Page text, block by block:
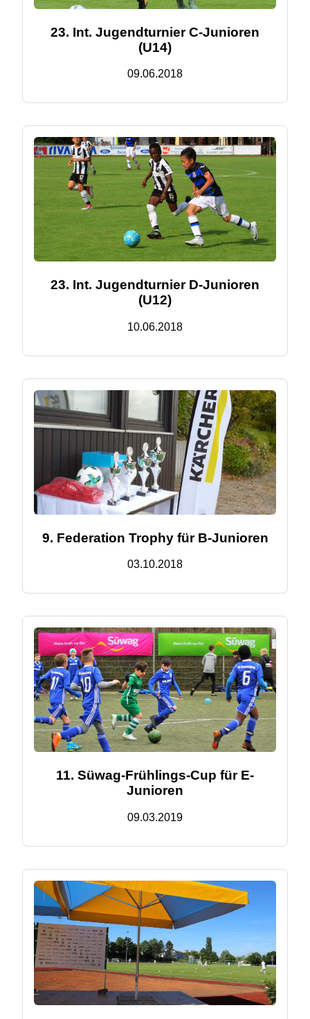
23. Int. Jugendturnier C-Junioren
(U14)
09.06.2018
23. Int. Jugendturnier D-Junioren
(U12)
10.06.2018
9. Federation Trophy für B-Junioren
03.10.2018
11. Süwag-Frühlings-Cup für E-
Junioren
09.03.2019